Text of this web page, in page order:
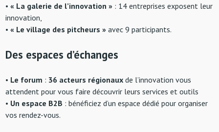
•« La galerie de l’innovation » : 14 entreprises exposent leur
innovation,
•« Le village des pitcheurs » avec 9 participants.
Des espaces d’échanges
• Le forum : 36 acteurs régionaux de l’innovation vous
attendent pour vous faire découvrir leurs services et outils
• Un espace B2B : bénéficiez d’un espace dédié pour organiser
vos rendez-vous.